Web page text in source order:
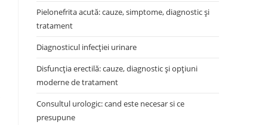
Pielonefrita acută: cauze, simptome, diagnostic și
tratament
Diagnosticul infecției urinare
Disfuncția erectilă: cauze, diagnostic și opțiuni
moderne de tratament
Consultul urologic: cand este necesar si ce
presupune